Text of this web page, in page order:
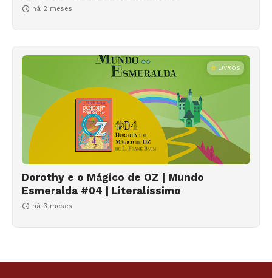
há 2 meses
LIVROS
Dorothy e o Mágico de OZ | Mundo
Esmeralda #04 | Literalíssimo
há 3 meses